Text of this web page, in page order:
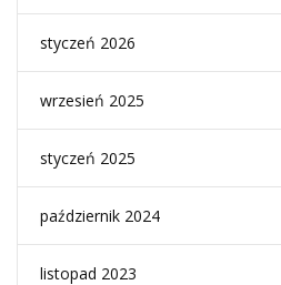
styczeń 2026
wrzesień 2025
styczeń 2025
październik 2024
listopad 2023